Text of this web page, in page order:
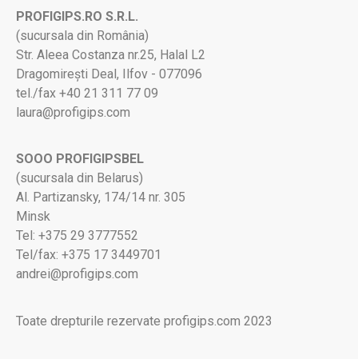
PROFIGIPS.RO S.R.L.
(sucursala din România)
Str. Aleea Costanza nr.25, Halal L2
Dragomirești Deal, Ilfov - 077096
tel./fax +40 21 311 77 09
laura@profigips.com
SOOO PROFIGIPSBEL
(sucursala din Belarus)
Al. Partizansky, 174/14 nr. 305
Minsk
Tel: +375 29 3777552
Tel/fax: +375 17 3449701
andrei@profigips.com
Toate drepturile rezervate profigips.com 2023